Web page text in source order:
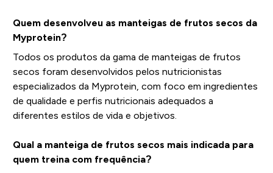
Quem desenvolveu as manteigas de frutos secos da
Myprotein?
Todos os produtos da gama de manteigas de frutos
secos foram desenvolvidos pelos nutricionistas
especializados da Myprotein, com foco em ingredientes
de qualidade e perfis nutricionais adequados a
diferentes estilos de vida e objetivos.
Qual a manteiga de frutos secos mais indicada para
quem treina com frequência?